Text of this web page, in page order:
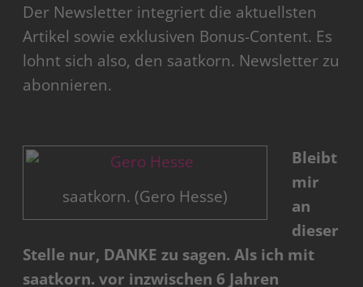
Der Newsletter integriert die aktuellsten
Artikel sowie exklusiven Bonus-Content. Es
lohnt sich also, den saatkorn. Newsletter zu
abonnieren.
saatkorn. (Gero Hesse)
Bleibt
mir
an
dieser
Stelle nur, DANKE zu sagen. Als ich mit
saatkorn. vor inzwischen 6 Jahren